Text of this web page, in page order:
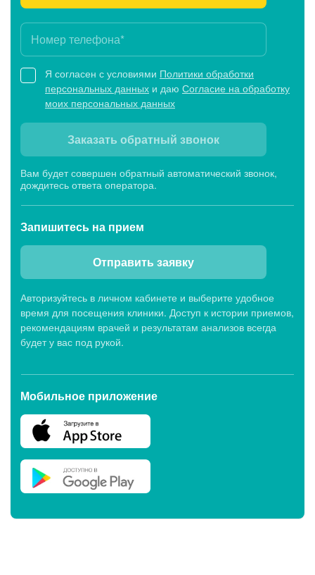
Я согласен с условиями Политики обработки
персональных данных и даю Согласие на обработку
моих персональных данных
Заказать обратный звонок
Вам будет совершен обратный автоматический звонок,
дождитесь ответа оператора.
Запишитесь на прием
Отправить заявку
Авторизуйтесь в личном кабинете и выберите удобное
время для посещения клиники. Доступ к истории приемов,
рекомендациям врачей и результатам анализов всегда
будет у вас под рукой.
Мобильное приложение